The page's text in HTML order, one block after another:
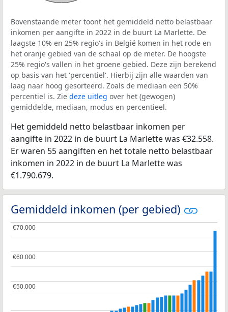
Bovenstaande meter toont het gemiddeld netto belastbaar
inkomen per aangifte in 2022 in de buurt La Marlette. De
laagste 10% en 25% regio's in België komen in het rode en
het oranje gebied van de schaal op de meter. De hoogste
25% regio's vallen in het groene gebied. Deze zijn berekend
op basis van het 'percentiel'. Hierbij zijn alle waarden van
laag naar hoog gesorteerd. Zoals de mediaan een 50%
percentiel is. Zie deze uitleg over het (gewogen)
gemiddelde, mediaan, modus en percentieel.
Het gemiddeld netto belastbaar inkomen per
aangifte in 2022 in de buurt La Marlette was €32.558.
Er waren 55 aangiften en het totale netto belastbaar
inkomen in 2022 in de buurt La Marlette was
€1.790.679.
Gemiddeld inkomen (per gebied)
€50.000
€50.000
€60.000
€60.000
€70.000
€70.000